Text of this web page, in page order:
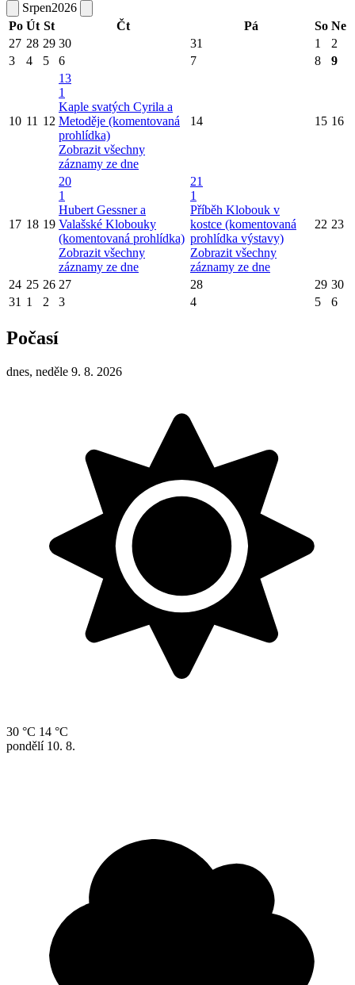
Srpen2026
Po Út St Čt Pá So Ne
27 28 29 30 31 1
2
3
4 5 6 7 8 9
10 11 12
13
1
Kaple svatých Cyrila a
Metoděje (komentovaná
prohlídka)
Zobrazit všechny
záznamy ze dne
14 15 16
17 18 19
20
1
Hubert Gessner a
Valašské Klobouky
(komentovaná prohlídka)
Zobrazit všechny
záznamy ze dne
21
1
Příběh Klobouk v
kostce (komentovaná
prohlídka výstavy)
Zobrazit všechny
záznamy ze dne
22 23
24 25 26 27 28 29 30
31 1 2 3 4 5 6
Počasí
dnes, neděle 9. 8. 2026
30 °C 14 °C
pondělí 10. 8.